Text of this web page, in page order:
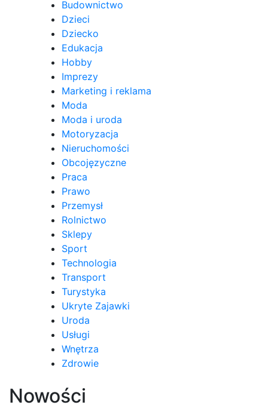
Budownictwo
Dzieci
Dziecko
Edukacja
Hobby
Imprezy
Marketing i reklama
Moda
Moda i uroda
Motoryzacja
Nieruchomości
Obcojęzyczne
Praca
Prawo
Przemysł
Rolnictwo
Sklepy
Sport
Technologia
Transport
Turystyka
Ukryte Zajawki
Uroda
Usługi
Wnętrza
Zdrowie
Nowości